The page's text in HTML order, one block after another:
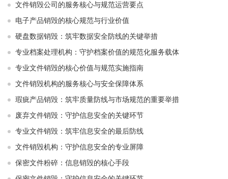
文件销毁公司的服务核心与规范运营要点
电子产品销毁的核心规范与行业价值
硬盘数据销毁：筑牢数据安全防线的关键举措
专业档案处理机构：守护档案价值的规范化服务载体
专业文件销毁的核心价值与规范实施指南
文件销毁机构的服务核心与安全保障体系
瑕疵产品销毁：筑牢质量防线与市场规范的重要举措
废弃文件销毁：守护信息安全的关键环节
专业文件销毁：筑牢信息安全的最后防线
文件销毁机构：守护信息安全的专业屏障
保密文件粉碎：信息销毁的核心手段